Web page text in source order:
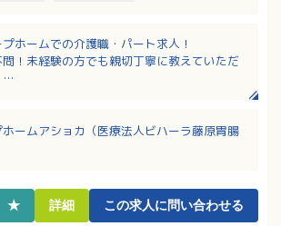
プホームでの介護職・パート求人！
問！未経験の方でも親切丁寧に教えていただ
当はなんと1回17,000円！（深夜割増含む）
ームアショカ（医療法人ビハーラ藤原胃腸
★ 詳細 この求人に問い合わせる